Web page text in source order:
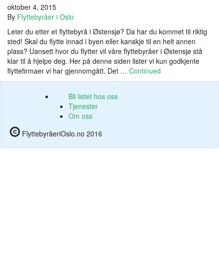
oktober 4, 2015
By Flyttebyråer i Oslo
Leter du etter et flyttebyrå i Østensjø? Da har du kommet til riktig
sted! Skal du flytte innad i byen eller kanskje til en helt annen
plass? Uansett hvor du flytter vil våre flyttebyråer i Østensjø stå
klar til å hjelpe deg. Her på denne siden lister vi kun godkjente
flyttefirmaer vi har gjennomgått. Det … Continued
Bli listet hos oss
Tjenester
Om oss
FlyttebyråeriOslo.no 2016